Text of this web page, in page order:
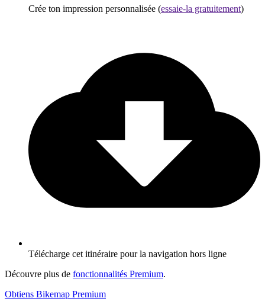
Crée ton impression personnalisée (essaie-la gratuitement)
Télécharge cet itinéraire pour la navigation hors ligne
Découvre plus de fonctionnalités Premium.
Obtiens Bikemap Premium